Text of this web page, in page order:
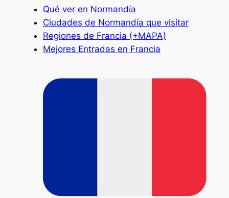
Qué ver en Normandía
Ciudades de Normandía que visitar
Regiones de Francia (+MAPA)
Mejores Entradas en Francia